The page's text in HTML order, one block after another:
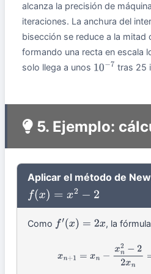
alcanza la precisión de máquina
iteraciones. La anchura del
bisección se reduce a la mitad
formando una recta en escala
solo llega a unos 10− 7 tras 25
5. Ejemplo:
Aplicar el método de
f(x)= x2 −2
Como f′ x)=2 x , la
xn2 −2 2